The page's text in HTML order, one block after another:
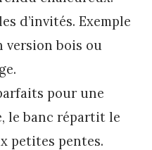
d’invités. Exemple
version bois ou
pour une
le banc répartit le
petites pentes.